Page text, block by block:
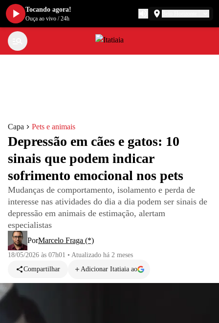
Capa Pets e animais
Depressão em cães e gatos: 10
sinais que podem indicar
sofrimento emocional nos pets
Mudanças de comportamento, isolamento e perda de
interesse nas atividades do dia a dia podem ser sinais de
depressão em animais de estimação, alertam
especialistas
PorMarcelo Fraga (*)
18/05/2026 às 07h01 • Atualizado há 2 meses
Compartilhar
Adicionar Itatiaia ao
Tocando agora!
Ouça ao vivo /24h